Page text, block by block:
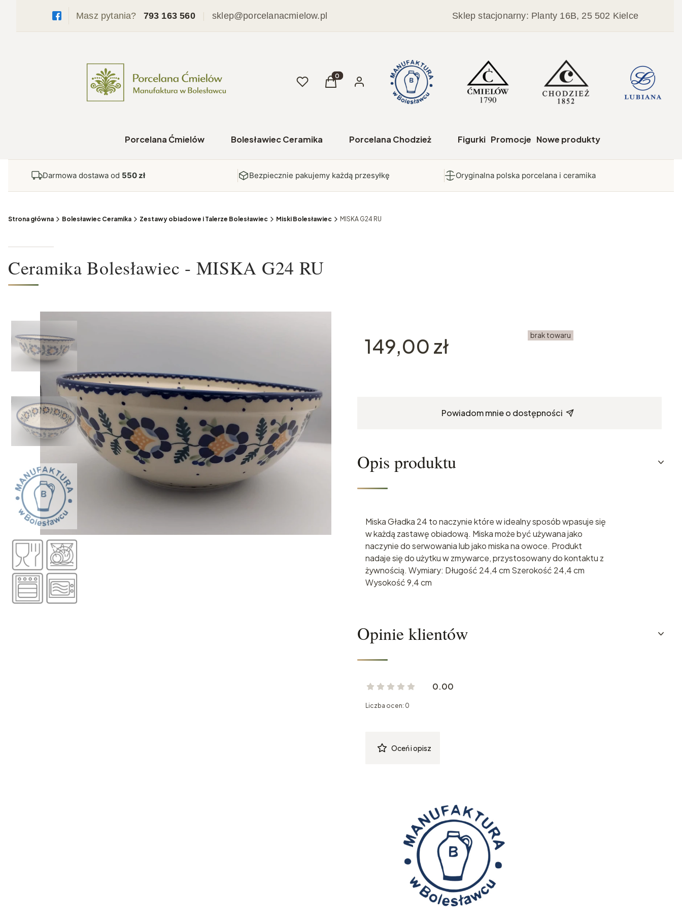
Masz pytania? 793 163 560 sklep@porcelanacmielow.pl Sklep stacjonarny: Planty 16B, 25 502 Kielce
UlubioneProdukty w koszyku: 0. Zobacz szczegóły
Koszyk Zaloguj się
Porcelana Ćmielów Bolesławiec Ceramika Porcelana Chodzież Figurki Promocje Nowe produkty
Darmowa dostawa od 550 zł Bezpiecznie pakujemy każdą przesyłkę Oryginalna polska porcelana i ceramika
Strona główna Bolesławiec Ceramika Zestawy obiadowe i Talerze Bolesławiec Miski Bolesławiec MISKA G24 RU
Ceramika Bolesławiec - MISKA G24 RU
Cena
149,00 zł brak towaru
Powiadom mnie o dostępności
Opis produktu
Miska Gładka 24 to naczynie które w idealny sposób wpasuje się
w każdą zastawę obiadową. Miska może być używana jako
naczynie do serwowania lub jako miska na owoce. Produkt
nadaje się do użytku w zmywarce, przystosowany do kontaktu z
żywnością. Wymiary: Długość 24,4 cm Szerokość 24,4 cm
Wysokość 9,4 cm
Opinie klientów
0.00
Liczba ocen: 0
Oceń i opisz